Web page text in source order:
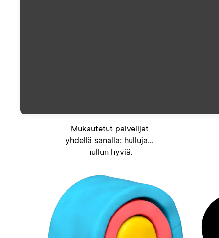
Mukautetut palvelijat
yhdellä sanalla: hulluja...
hullun hyviä.